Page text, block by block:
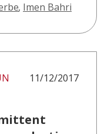
, Imen Bahri
11/12/2017